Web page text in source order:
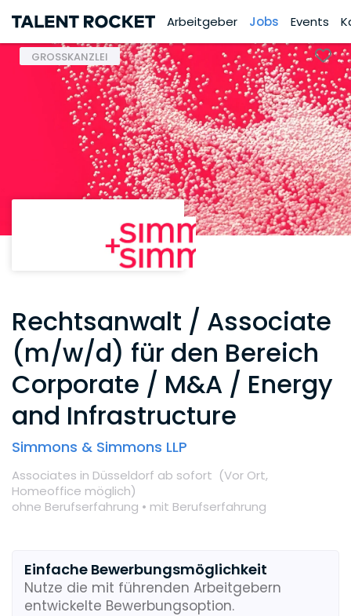
Arbeitgeber Jobs Events
GROSSKANZLEI
Rechtsanwalt / Associate
(m/w/d) für den Bereich
Corporate / M&A / Energy
and Infrastructure
Simmons & Simmons LLP
Associates in Düsseldorf ab sofort (Vor Ort,
Homeoffice möglich)
ohne Berufserfahrung • mit Berufserfahrung
Einfache Bewerbungsmöglichkeit
Nutze die mit führenden Arbeitgebern
entwickelte Bewerbungsoption.